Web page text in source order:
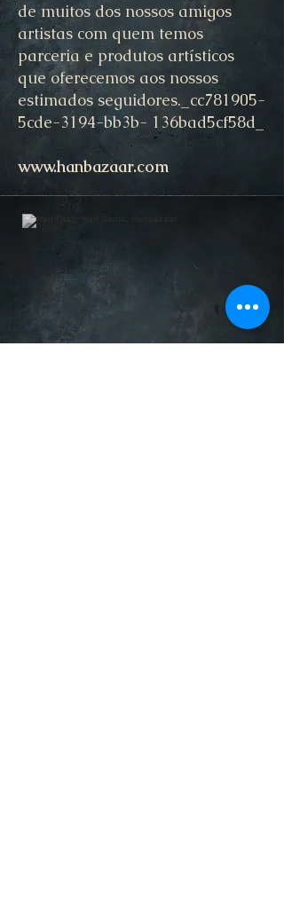
de muitos dos nossos amigos
artistas com quem temos
parceria e produtos artísticos
que oferecemos aos nossos
estimados seguidores._cc781905-
5cde-3194-bb3b- 136bad5cf58d_
www.hanbazaar.com